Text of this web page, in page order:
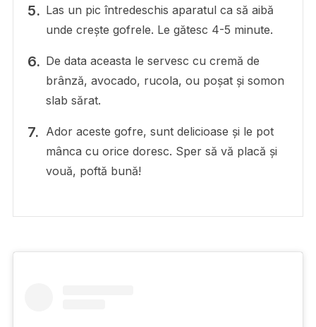
Las un pic întredeschis aparatul ca să aibă
unde crește gofrele. Le gătesc 4-5 minute.
De data aceasta le servesc cu cremă de
brânză, avocado, rucola, ou poșat și somon
slab sărat.
Ador aceste gofre, sunt delicioase și le pot
mânca cu orice doresc. Sper să vă placă și
vouă, poftă bună!